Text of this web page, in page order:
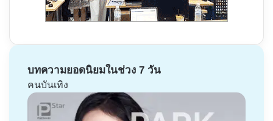
บทความยอดนิยมในช่วง 7 วัน
คนบันเทิง